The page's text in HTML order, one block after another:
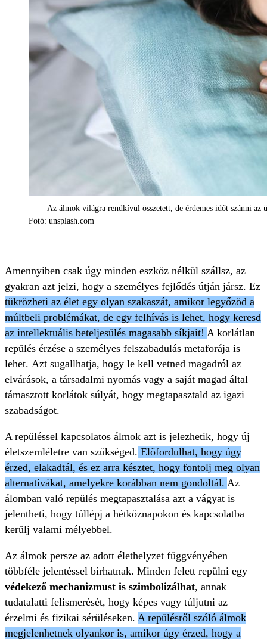
Az álmok világra rendkívül összetett, de érdemes időt szánni az
Fotó: unsplash.com
Amennyiben csak úgy minden eszköz nélkül szállsz, az
gyakran azt jelzi, hogy a személyes fejlődés útján jársz. Ez
tükrözheti az élet egy olyan szakaszát, amikor legyőzöd a
múltbeli problémákat, de egy felhívás is lehet, hogy keresd
az intellektuális beteljesülés magasabb síkjait! A korlátlan
repülés érzése a személyes felszabadulás metaforája is
lehet. Azt sugallhatja, hogy le kell vetned magadról az
elvárások, a társadalmi nyomás vagy a saját magad által
támasztott korlátok súlyát, hogy megtapasztald az igazi
szabadságot.
A repüléssel kapcsolatos álmok azt is jelezhetik, hogy új
életszemléletre van szükséged. Előfordulhat, hogy úgy
érzed, elakadtál, és ez arra késztet, hogy fontolj meg olyan
alternatívákat, amelyekre korábban nem gondoltál. Az
álomban való repülés megtapasztalása azt a vágyat is
jelentheti, hogy túllépj a hétköznapokon és kapcsolatba
kerülj valami mélyebbel.
Az álmok persze az adott élethelyzet függvényében
többféle jelentéssel bírhatnak. Minden felett repülni egy
védekező mechanizmust is szimbolizálhat, annak
tudatalatti felismerését, hogy képes vagy túljutni az
érzelmi és fizikai sérüléseken. A repülésről szóló álmok
megjelenhetnek olyankor is, amikor úgy érzed, hogy a